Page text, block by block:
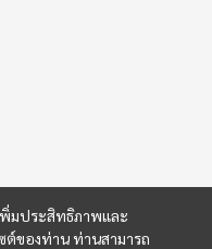
พิ่มประสิทธิภาพและ
ต์ของท่าน ท่านสามารถ